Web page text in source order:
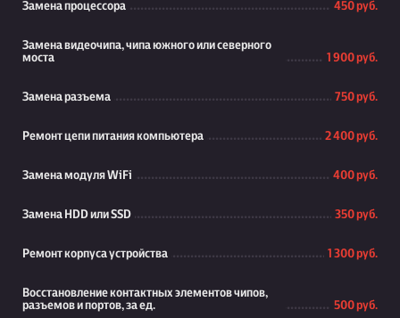
Замена процессора 450 руб.
Замена видеочипа, чипа южного или северного
моста
1 900 руб.
Замена разъема 750 руб.
Ремонт цепи питания компьютера 2 400 руб.
Замена модуля WiFi 400 руб.
Замена HDD или SSD 350 руб.
Ремонт корпуса устройства 1 300 руб.
Восстановление контактных элементов чипов,
разъемов и портов, за ед.
500 руб.